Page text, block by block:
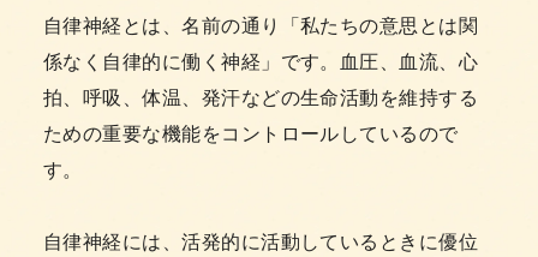
自律神経とは、名前の通り「私たちの意思とは関
係なく自律的に働く神経」です。血圧、血流、心
拍、呼吸、体温、発汗などの生命活動を維持する
ための重要な機能をコントロールしているので
す。
自律神経には、活発的に活動しているときに優位